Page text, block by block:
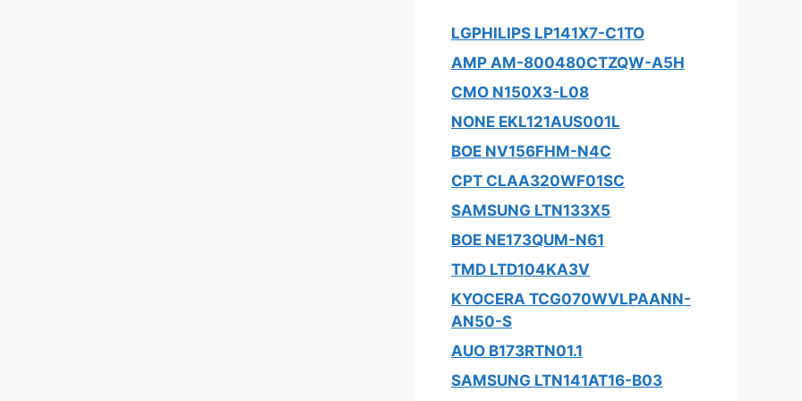
LGPHILIPS LP141X7-C1TO
AMP AM-800480CTZQW-A5H
CMO N150X3-L08
NONE EKL121AUS001L
BOE NV156FHM-N4C
CPT CLAA320WF01SC
SAMSUNG LTN133X5
BOE NE173QUM-N61
TMD LTD104KA3V
KYOCERA TCG070WVLPAANN-
AN50-S
AUO B173RTN01.1
SAMSUNG LTN141AT16-B03